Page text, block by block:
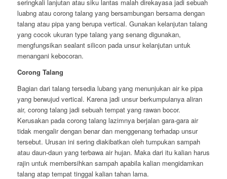
seringkali lanjutan atau siku lantas malah direkayasa jadi sebuah
luabng atau corong talang yang bersambungan bersama dengan
talang atau pipa yang berupa vertical. Gunakan kelanjutan talang
yang cocok ukuran type talang yang senang digunakan,
mengfungsikan sealant silicon pada unsur kelanjutan untuk
menangani kebocoran.
Corong Talang
Bagian dari talang tersedia lubang yang menunjukan air ke pipa
yang berwujud vertical. Karena jadi unsur berkumpulanya aliran
air, corong talang jadi sebuah tempat yang rawan bocor.
Kerusakan pada corong talang lazimnya berjalan gara-gara air
tidak mengalir dengan benar dan menggenang terhadap unsur
tersebut. Urusan ini sering diakibatkan oleh tumpukan sampah
atau daun-daun yang terbawa air hujan. Maka dari itu kalian harus
rajin untuk membersihkan sampah apabila kalian mengidamkan
talang atap tempat tinggal kalian tahan lama.